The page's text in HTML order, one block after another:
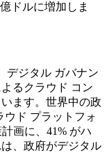
ドルに増加しま
デジタル ガバナン
るクラウド コン
ます。世界中の政
ウド プラットフォ
画に、41% がハ
、政府がデジタル